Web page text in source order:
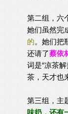
第二组，六
她们虽然完
的。她们把
还请了蔡依
词是“凉茶
茶，天才也
第三组，主
味奶，还有